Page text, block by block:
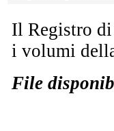
Il Registro
i volumi
File